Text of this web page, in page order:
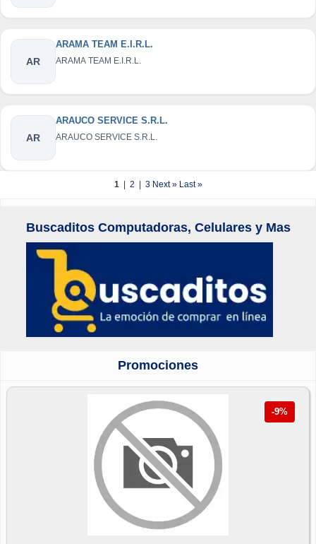
AR
ARAMA TEAM E.I.R.L.
ARAMA TEAM E.I.R.L.
AR
ARAUCO SERVICE S.R.L.
ARAUCO SERVICE S.R.L.
1 | 2 | 3Next »Last »
Buscaditos Computadoras, Celulares y Mas
Promociones
-9%